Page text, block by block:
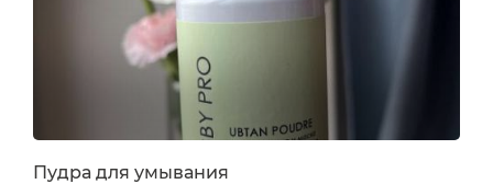
ЛАУРИЛ ГЛЮКОЗИД, БЕНЗИЛОВЫЙ СПИРТ,...
Пудра для умывания